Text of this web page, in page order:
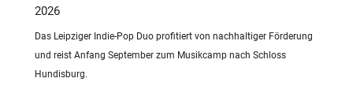
2026
Das Leipziger Indie-Pop Duo profitiert von nachhaltiger Förderung
und reist Anfang September zum Musikcamp nach Schloss
Hundisburg.